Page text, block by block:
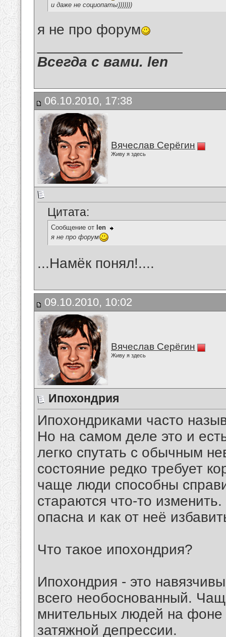
и даже не социопаты)))))))
я не про форум
Всегда с вами. len
06.10.2010, 17:38
Вячеслав Серёгин
Живу я здесь
Цитата:
Сообщение от len
я не про форум
...Намёк понял!....
09.10.2010, 10:02
Вячеслав Серёгин
Живу я здесь
Ипохондрия
Ипохондриками часто
Но на самом деле это и
легко спутать с обычным
состояние редко требует
чаще люди способны
стараются что-то
опасна и как от неё
Что такое ипохондрия?
Ипохондрия - это
всего необоснованный.
мнительных людей на фоне
затяжной депрессии.